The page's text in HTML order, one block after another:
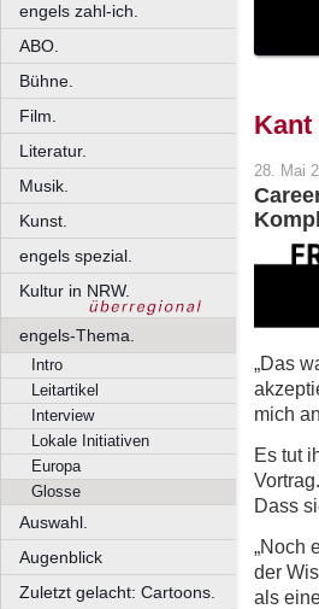
engels zahl-ich.
ABO.
Bühne.
Film.
Literatur.
Musik.
Kunst.
engels spezial.
Kultur in NRW.
engels-Thema.
Intro
Leitartikel
Interview
Lokale Initiativen
Europa
Glosse
Auswahl.
Augenblick
Zuletzt gelacht: Cartoons.
Kant
28. Mai
„Das
mich
Es tut
Dass
„Noch
der
als